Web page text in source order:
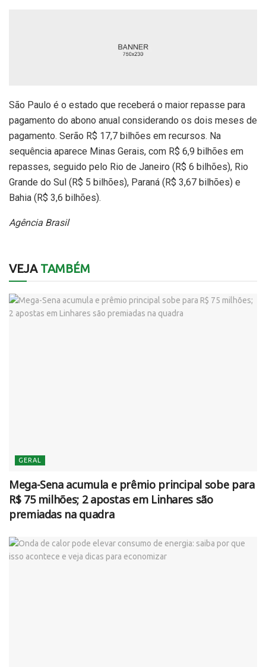
São Paulo é o estado que receberá o maior repasse para
pagamento do abono anual considerando os dois meses de
pagamento. Serão R$ 17,7 bilhões em recursos. Na
sequência aparece Minas Gerais, com R$ 6,9 bilhões em
repasses, seguido pelo Rio de Janeiro (R$ 6 bilhões), Rio
Grande do Sul (R$ 5 bilhões), Paraná (R$ 3,67 bilhões) e
Bahia (R$ 3,6 bilhões).
Agência Brasil
VEJATAMBÉM
GERAL
Mega-Sena acumula e prêmio principal sobe para
R$ 75 milhões; 2 apostas em Linhares são
premiadas na quadra